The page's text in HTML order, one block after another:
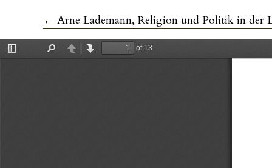
←Zu Artikeldetails zurückkehren
Arne Lademann, Religion und Politik in der Lutherdeutung Emanuel Hirschs.